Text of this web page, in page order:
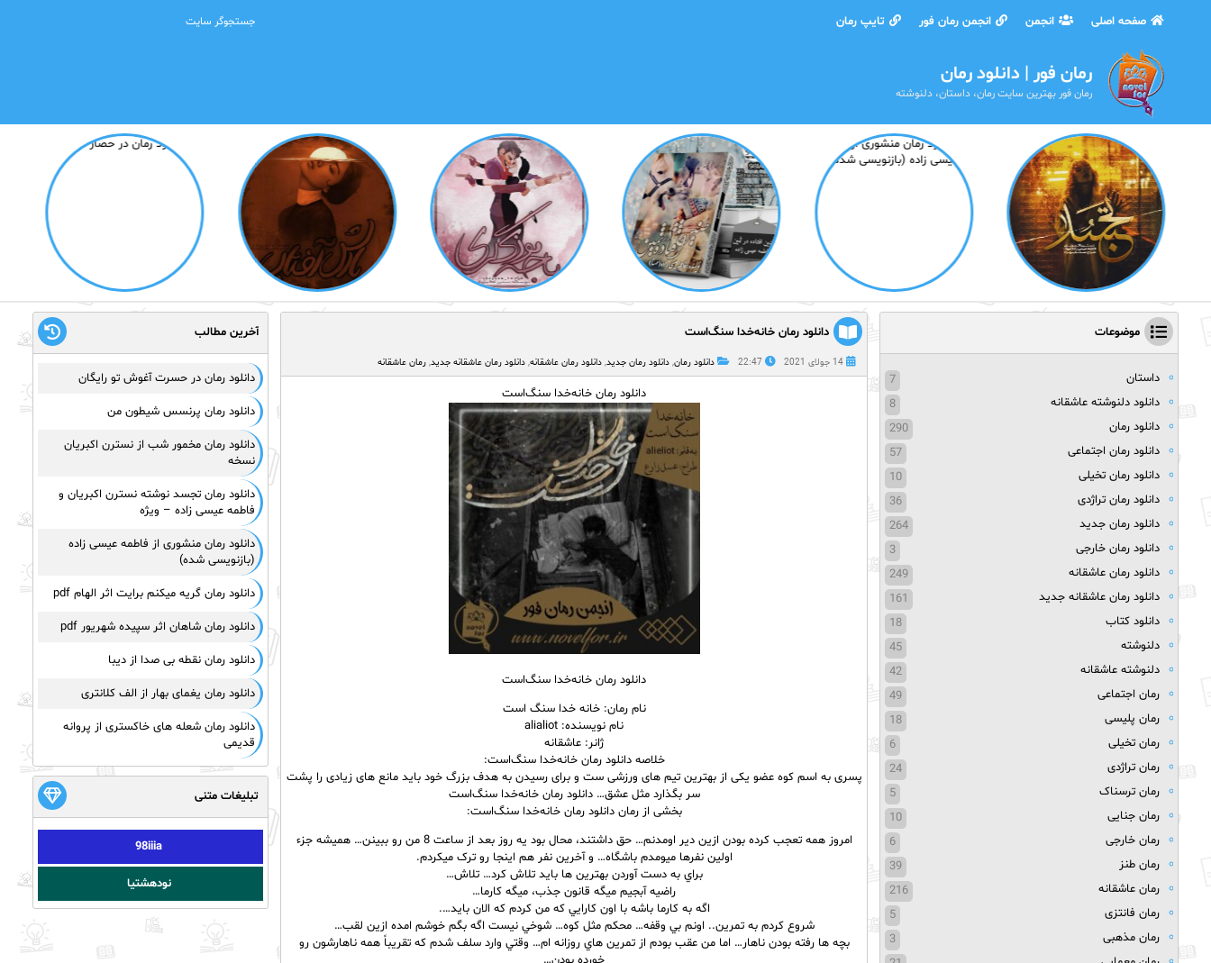
صفحه اصلی انجمن انجمن رمان فور تایپ رمان
رمان فور | دانلود رمان
رمان فور بهترین سایت رمان، داستان، دلنوشته
دانلود رمان خانه‌خدا سنگ‌است
14 جولای 2021 22:47 دانلود رمان, دانلود رمان جدید, دانلود رمان عاشقانه, دانلود رمان عاشقانه جدید, رمان عاشقانه
دانلود رمان خانه‌خدا سنگ‌است
دانلود رمان خانه‌خدا سنگ‌است
نام رمان: خانه خدا سنگ است
نام نویسنده: alialiot
ژانر: عاشقانه
خلاصه دانلود رمان خانه‌خدا سنگ‌است:
پسری به اسم کوه عضو یکی از بهترین تیم های ورزشی ست و برای رسیدن به هدف بزرگ خود باید مانع های زیادی را پشت
سر بگذارد مثل عشق… دانلود رمان خانه‌خدا سنگ‌است
بخشی از رمان دانلود رمان خانه‌خدا سنگ‌است:
امروز همه تعجب کرده بودن ازين دير اومدنم… حق داشتند، محال بود يه روز بعد از ساعت 8 من رو ببينن… هميشه جزء
اولين نفرها ميومدم باشگاه… و آخرين نفر هم اينجا رو ترک ميکردم.
براي به دست آوردن بهترين ها بايد تلاش کرد… تلاش…
راضيه آبجيم ميگه قانون جذب، ميگه کارما…
اگه به کارما باشه با اون کارايي که من کردم که الان بايد….
شروع کردم به تمرين.. اونم بي وقفه… محکم مثل کوه… شوخي نيست اگه بگم خوشم امده ازين لقب…
بچه ها رفته بودن ناهار… اما من عقب بودم از تمرين هاي روزانه ام… وقتي وارد سلف شدم که تقريباً همه ناهارشون رو
موضوعات
داستان
7
دانلود دلنوشته عاشقانه
8
دانلود رمان
290
دانلود رمان اجتماعی
57
دانلود رمان تخیلی
10
دانلود رمان تراژدی
36
دانلود رمان جدید
264
دانلود رمان خارجی
3
دانلود رمان عاشقانه
249
دانلود رمان عاشقانه جدید
161
دانلود کتاب
18
دلنوشته
45
دلنوشته عاشقانه
42
رمان اجتماعی
49
رمان پلیسی
18
رمان تخیلی
6
رمان تراژدی
24
رمان ترسناک
5
رمان جنایی
10
رمان خارجی
6
رمان طنز
39
رمان عاشقانه
216
رمان فانتزی
5
رمان مذهبی
3
آخرین مطالب
دانلود رمان در حسرت آغوش تو رایگان
دانلود رمان پرنسس شیطون من
دانلود رمان مخمور شب از نسترن اکبریان
نسخه
دانلود رمان تجسد نوشته نسترن اکبریان و
فاطمه عیسی زاده – ویژه
دانلود رمان منشوری از فاطمه عیسی زاده
(بازنویسی شده)
دانلود رمان گریه میکنم برایت اثر الهام pdf
دانلود رمان شاهان اثر سپیده شهریور pdf
دانلود رمان نقطه بی صدا از دیبا
دانلود رمان یغمای بهار از الف کلانتری
دانلود رمان شعله های خاکستری از پروانه
قدیمی
تبلیغات متنی
98iiia
نودهشتیا